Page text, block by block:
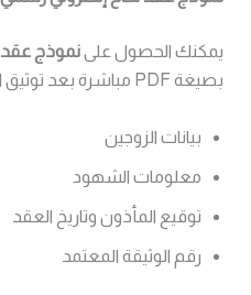
يمكنك الحصول علىنموذج عقد
بصيغة PDF مباشرة بعد توثيق الطلب في ناجز. النسخة تشمل:
بيانات الزوجين
معلومات الشهود
توقيع المأذون وتاريخ العقد
رقم الوثيقة المعتمد